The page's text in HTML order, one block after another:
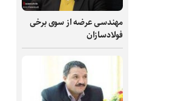
مهندسی عرضه از سوی برخی
فولادسازان